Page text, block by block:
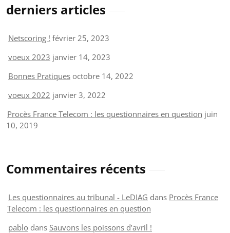
derniers articles
Netscoring ! février 25, 2023
voeux 2023 janvier 14, 2023
Bonnes Pratiques octobre 14, 2022
voeux 2022 janvier 3, 2022
Procès France Telecom : les questionnaires en question juin
10, 2019
Commentaires récents
Les questionnaires au tribunal - LeDIAG dans Procès France
Telecom : les questionnaires en question
pablo dans Sauvons les poissons d’avril !